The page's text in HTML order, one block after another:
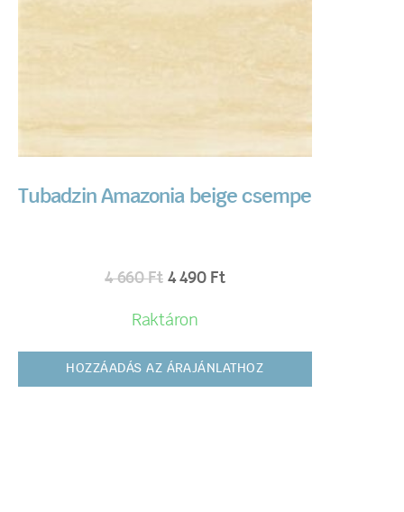
Tubadzin Amazonia beige csempe
4 660Ft 4 490 Ft
Raktáron
HOZZÁADÁS AZ ÁRAJÁNLATHOZ